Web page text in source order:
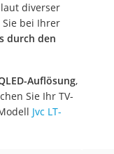
diverser
bei Ihrer
durch den
Auflösung,
Sie Ihr TV-
Jvc LT-